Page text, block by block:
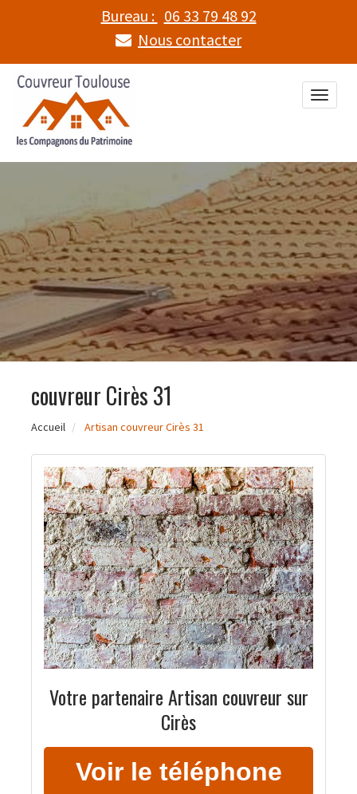
Bureau : 06 33 79 48 92
Nous contacter
Toggle
couvreur Cirès 31
Accueil Artisan couvreur Cirès 31
Votre partenaire Artisan couvreur sur
Cirès